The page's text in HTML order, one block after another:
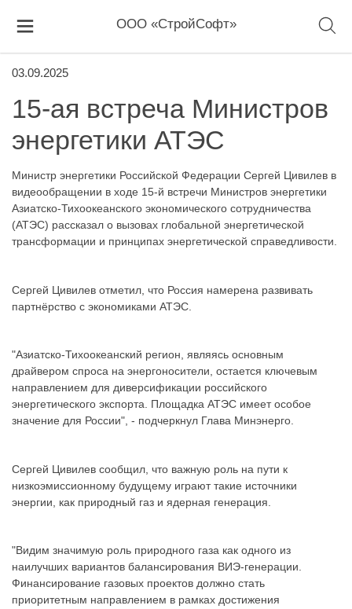
ООО «СтройСофт»
03.09.2025
15-ая встреча Министров
энергетики АТЭС
Министр энергетики Российской Федерации Сергей Цивилев в
видеообращении в ходе 15-й встречи Министров энергетики
Азиатско-Тихоокеанского экономического сотрудничества
(АТЭС) рассказал о вызовах глобальной энергетической
трансформации и принципах энергетической справедливости.
Сергей Цивилев отметил, что Россия намерена развивать
партнёрство с экономиками АТЭС.
"Азиатско-Тихоокеанский регион, являясь основным
драйвером спроса на энергоносители, остается ключевым
направлением для диверсификации российского
энергетического экспорта. Площадка АТЭС имеет особое
значение для России", - подчеркнул Глава Минэнерго.
Сергей Цивилев сообщил, что важную роль на пути к
низкоэмиссионному будущему играют такие источники
энергии, как природный газ и ядерная генерация.
"Видим значимую роль природного газа как одного из
наилучших вариантов балансирования ВИЭ-генерации.
Финансирование газовых проектов должно стать
приоритетным направлением в рамках достижения